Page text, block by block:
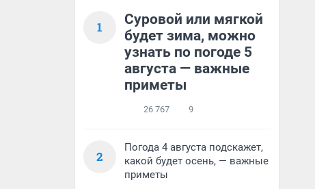
1
Суровой или мягкой
будет зима, можно
узнать по погоде 5
августа — важные
приметы
26 767 9
2
Погода 4 августа подскажет,
какой будет осень, — важные
приметы